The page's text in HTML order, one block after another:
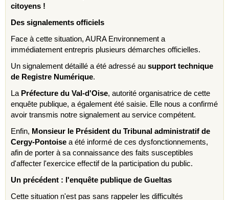
citoyens !
Des signalements officiels
Face à cette situation, AURA Environnement a
immédiatement entrepris plusieurs démarches officielles.
Un signalement détaillé a été adressé au support technique
de Registre Numérique.
La Préfecture du Val-d'Oise, autorité organisatrice de cette
enquête publique, a également été saisie. Elle nous a confirmé
avoir transmis notre signalement au service compétent.
Enfin, Monsieur le Président du Tribunal administratif de
Cergy-Pontoise a été informé de ces dysfonctionnements,
afin de porter à sa connaissance des faits susceptibles
d'affecter l'exercice effectif de la participation du public.
Un précédent : l'enquête publique de Gueltas
Cette situation n'est pas sans rappeler les difficultés